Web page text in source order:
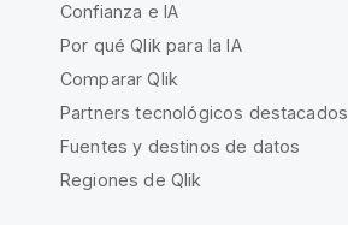
Confianza e IA
Por qué Qlik para la IA
Comparar Qlik
Partners tecnológicos destacados
Fuentes y destinos de datos
Regiones de Qlik